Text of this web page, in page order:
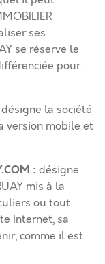
ses
se réserve le
pour
désigne la société
version mobile et
: désigne
mis à la
ou tout
Internet, sa
comme il est